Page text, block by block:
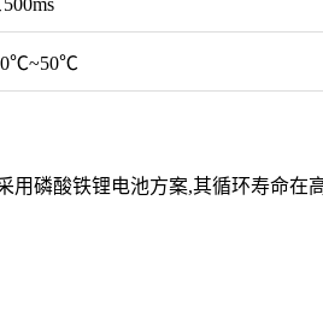
磷酸铁锂电池方案,其循环寿命在